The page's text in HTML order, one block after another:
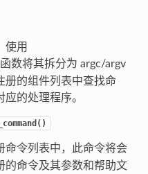
使用
函数将其拆分为 argc/argv
册的组件列表中查找命
的处理程序。
命令列表中，此命令将会
的命令及其参数和帮助文